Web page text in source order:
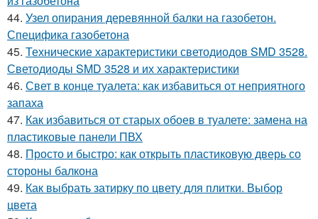
44. Узел опирания деревянной балки на газобетон.
Специфика газобетона
45. Технические характеристики светодиодов SMD 3528.
Светодиоды SMD 3528 и их характеристики
46. Свет в конце туалета: как избавиться от неприятного
запаха
47. Как избавиться от старых обоев в туалете: замена на
пластиковые панели ПВХ
48. Просто и быстро: как открыть пластиковую дверь со
стороны балкона
49. Как выбрать затирку по цвету для плитки. Выбор
цвета